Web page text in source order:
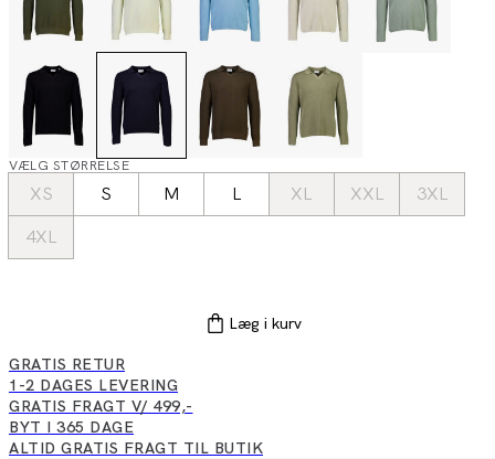
VÆLG STØRRELSE
XS S M L XL XXL
3XL
4XL
Læg i kurv
GRATIS RETUR
1-2 DAGES LEVERING
GRATIS FRAGT V/ 499,-
BYT I 365 DAGE
ALTID GRATIS FRAGT TIL BUTIK